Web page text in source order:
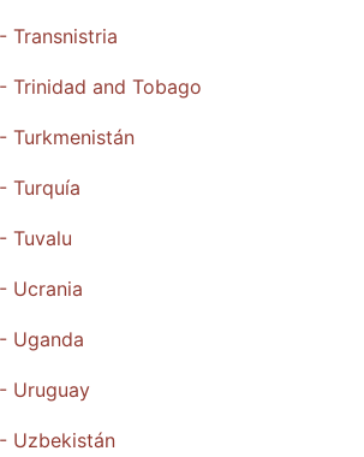
Transnistria
Trinidad and Tobago
Turkmenistán
Turquía
Tuvalu
Ucrania
Uganda
Uruguay
Uzbekistán